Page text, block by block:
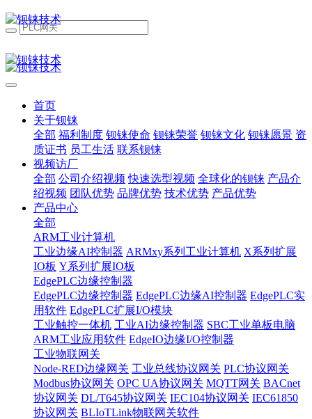
首页
关于钡铼
全部 福利制度 钡铼使命 钡铼荣誉 钡铼文化 钡铼愿景 资
质证书 员工生活 联系钡铼
视频访厂
全部 公司介绍视频 快速选型视频 全球化的钡铼 产品介
绍视频 团队优势 品牌优势 技术优势 产品优势
产品中心
全部
ARM工业计算机
工业边缘AI控制器 ARMxy系列工业计算机 X系列扩展
IO板 Y系列扩展IO板
EdgePLC边缘控制器
EdgePLC边缘控制器 EdgePLC边缘AI控制器 EdgePLC实
用软件 EdgePLC扩展I/O模块
工业触控一体机 工业AI边缘控制器 SBC工业单板电脑
ARM工业应用软件 EdgeIO边缘I/O控制器
工业物联网关
Node-RED边缘网关 工业总线协议网关 PLC协议网关
Modbus协议网关 OPC UA协议网关 MQTT网关 BACnet
协议网关 DL/T645协议网关 IEC104协议网关 IEC61850
协议网关 BLIoTLink物联网关软件